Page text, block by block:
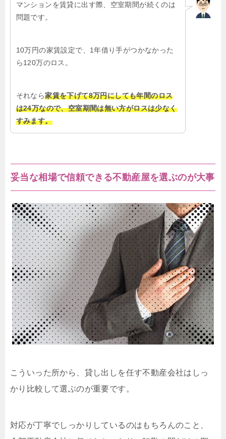
マンションを賃貸に出す際、空室期間が続くのは
問題です。
10万円の家賃設定で、1年借り手がつかなかった
ら120万のロス。
それなら家賃を下げて8万円にしても年間のロス
は24万なので、空室期間は無い方がロスは少なく
すみます。
妥当な相場で信頼できる不動産屋を選ぶのが大事
こういった所から、貸し出しを任す不動産会社はしっ
かり比較して選ぶのが重要です。
対応が丁寧でしっかりしているのはもちろんのこと、